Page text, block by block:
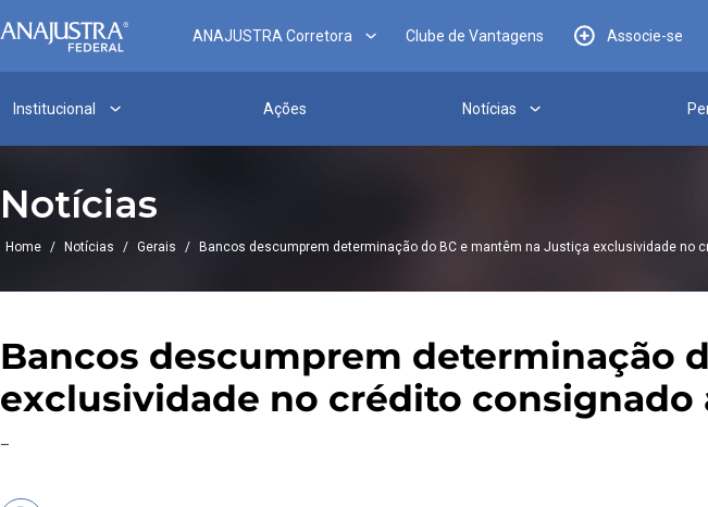
ANAJUSTRA Corretora Clube de Vantagens Associe-se
Institucional Ações Notícias
Notícias
Home / Notícias / Gerais / Bancos descumprem determinação do BC e mantêm na Justiça exclusividade no
Bancos descumprem determinação
exclusividade no crédito consignado
–